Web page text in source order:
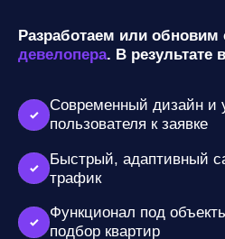
Разработаем или обновим
девелопера. В результате
Современный дизайн и
пользователя к заявке
Быстрый, адаптивный
трафик
Функционал под
подбор квартир